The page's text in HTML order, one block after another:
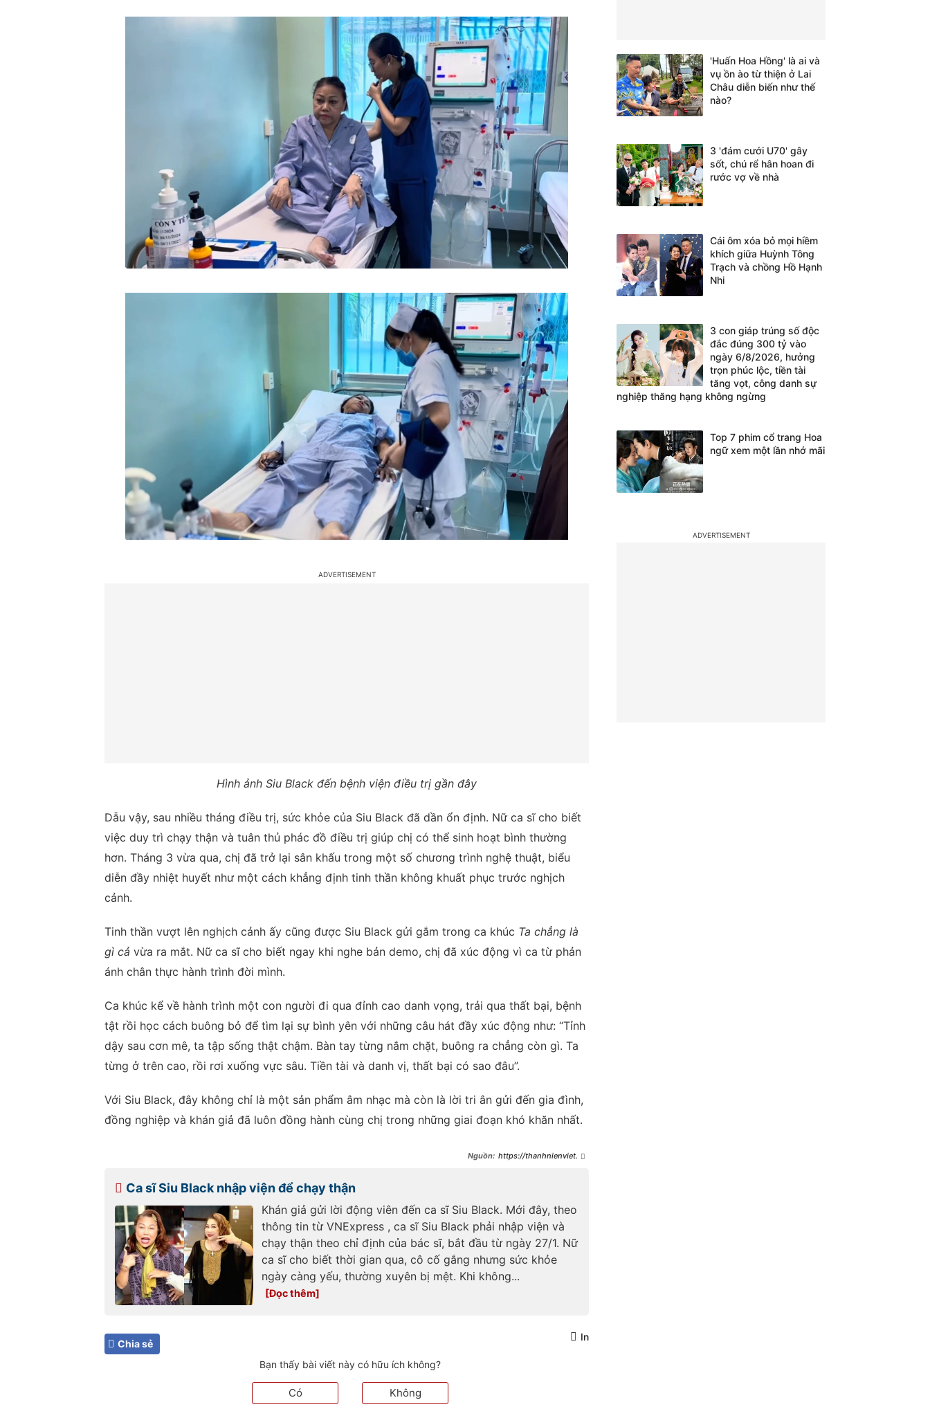
Hình ảnh Siu Black đến bệnh viện điều trị gần đây
Dẫu vậy, sau nhiều tháng điều trị, sức khỏe của Siu Black đã dần ổn định. Nữ ca sĩ cho biết
việc duy trì chạy thận và tuân thủ phác đồ điều trị giúp chị có thể sinh hoạt bình thường
hơn. Tháng 3 vừa qua, chị đã trở lại sân khấu trong một số chương trình nghệ thuật, biểu
diễn đầy nhiệt huyết như một cách khẳng định tinh thần không khuất phục trước nghịch
cảnh.
Tinh thần vượt lên nghịch cảnh ấy cũng được Siu Black gửi gắm trong ca khúc Ta chẳng là
gì cả vừa ra mắt. Nữ ca sĩ cho biết ngay khi nghe bản demo, chị đã xúc động vì ca từ phản
ánh chân thực hành trình đời mình.
Ca khúc kể về hành trình một con người đi qua đỉnh cao danh vọng, trải qua thất bại, bệnh
tật rồi học cách buông bỏ để tìm lại sự bình yên với những câu hát đầy xúc động như: “Tỉnh
dậy sau cơn mê, ta tập sống thật chậm. Bàn tay từng nắm chặt, buông ra chẳng còn gì. Ta
từng ở trên cao, rồi rơi xuống vực sâu. Tiền tài và danh vị, thất bại có sao đâu”.
Với Siu Black, đây không chỉ là một sản phẩm âm nhạc mà còn là lời tri ân gửi đến gia đình,
đồng nghiệp và khán giả đã luôn đồng hành cùng chị trong những giai đoạn khó khăn nhất.
https://thanhnienviet.vn
Ca sĩ Siu Black nhập viện để chạy thận
Khán giả gửi lời động viên đến ca sĩ Siu Black. Mới đây, theo
thông tin từ VNExpress , ca sĩ Siu Black phải nhập viện và
chạy thận theo chỉ định của bác sĩ, bắt đầu từ ngày 27/1. Nữ
ca sĩ cho biết thời gian qua, cô cố gắng nhưng sức khỏe
ngày càng yếu, thường xuyên bị mệt. Khi không...
In
Chia sẻ
Bạn thấy bài viết này có hữu ích không?
Có Không
'Huấn Hoa Hồng' là ai và
vụ ồn ào từ thiện ở Lai
Châu diễn biến như thế
nào?
3 'đám cưới U70' gây
sốt, chú rể hân hoan đi
rước vợ về nhà
Cái ôm xóa bỏ mọi hiềm
khích giữa Huỳnh Tông
Trạch và chồng Hồ Hạnh
Nhi
3 con giáp trúng số độc
đắc đúng 300 tỷ vào
ngày 6/8/2026, hưởng
trọn phúc lộc, tiền tài
tăng vọt, công danh sự
nghiệp thăng hạng không ngừng
Top 7 phim cổ trang Hoa
ngữ xem một lần nhớ mãi